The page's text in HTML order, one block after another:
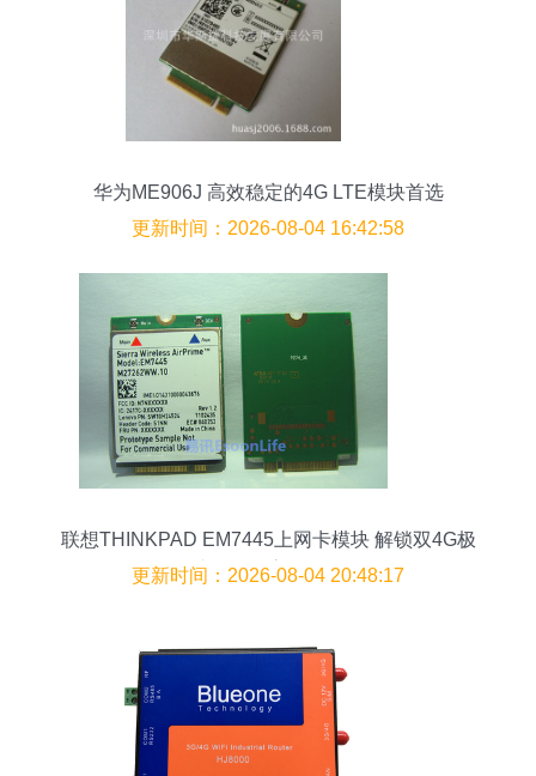
华为ME906J 高效稳定的4G LTE模块首选
更新时间：2026-08-04 16:42:58
联想THINKPAD EM7445上网卡模块 解锁双4G极
速互联的高效体验
更新时间：2026-08-04 20:48:17